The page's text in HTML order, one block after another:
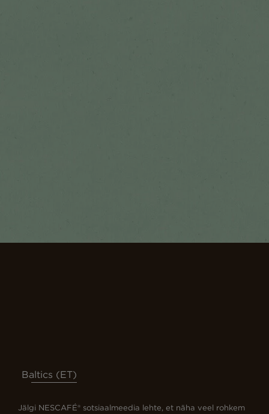
Baltics (ET)
Jälgi NESCAFÉ® sotsiaalmeedia lehte, et näha veel rohkem